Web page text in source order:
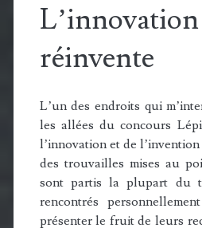
réinvente
L’un des endroits qui
les allées du concours
l’innovation et de
des trouvailles mises au
sont partis la plupart du
rencontrés
présenter le fruit de leurs